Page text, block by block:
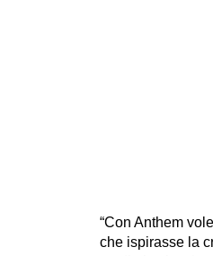
“Con Anthem
che ispirasse la